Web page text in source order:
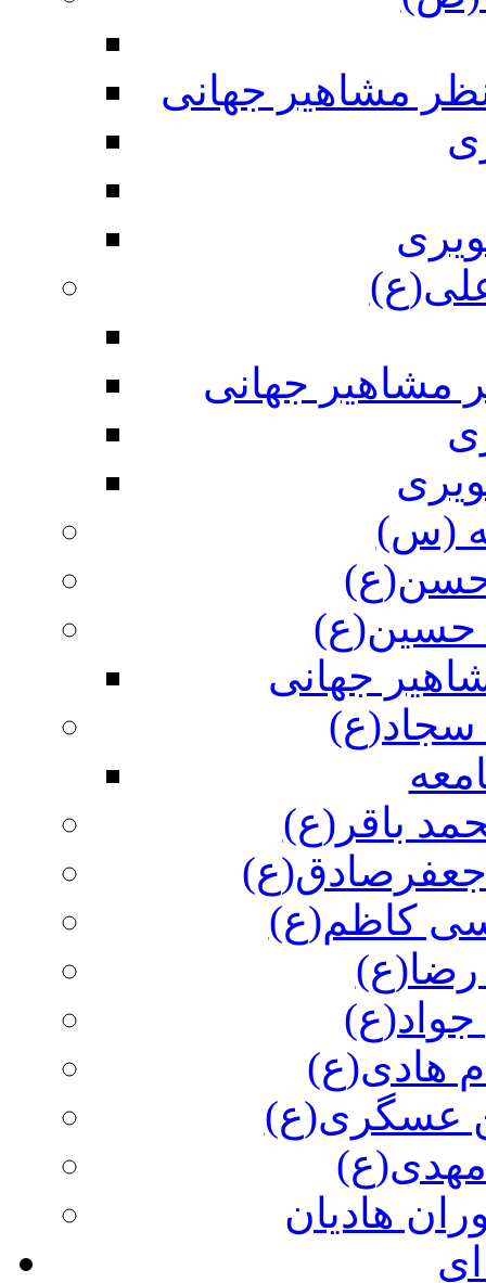
مشاهیر جهانی
مشاهیر جهانی
(س)
حسن(ع)
حسین(ع)
جهانی
سجاد(ع)
باقر(ع)
جعفرصادق(ع)
کاظم(ع)
هادی(ع)
عسگری(ع)
هادیان